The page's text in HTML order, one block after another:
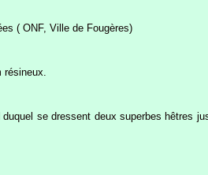
( ONF, Ville de Fougères)
résineux.
se dressent deux superbes hêtres